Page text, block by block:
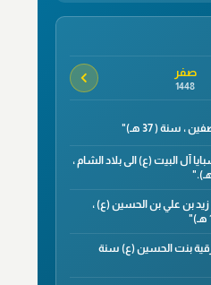
صفر
1448
، سنة ( 37 هـ)"
آل البيت (ع) الى بلاد الشام ،
بن علي بن الحسين (ع) ،
بنت الحسين (ع) سنة